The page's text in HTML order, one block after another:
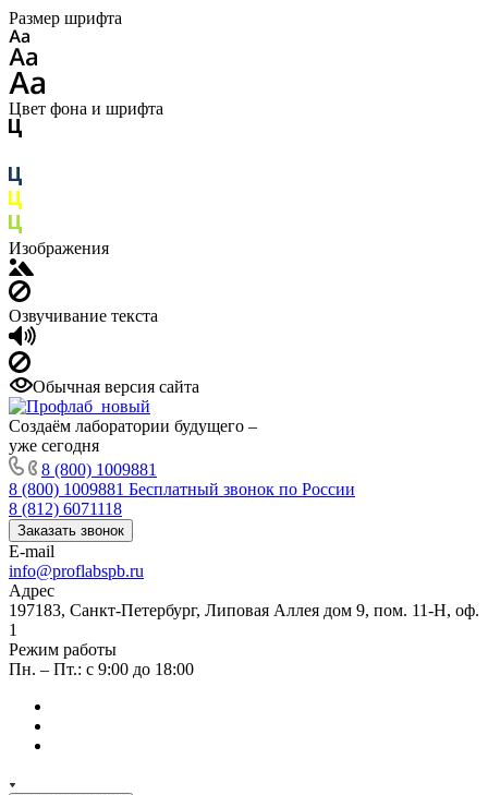
Размер шрифта
Цвет фона и шрифта
Изображения
Озвучивание текста
Обычная версия сайта
Создаём лаборатории будущего –
уже сегодня
8 (800) 1009881
8 (800) 1009881 Бесплатный звонок по России
8 (812) 6071118
Заказать звонок
E-mail
info@proflabspb.ru
Адрес
197183, Санкт-Петербург, Липовая Аллея дом 9, пом. 11-Н, оф.
1
Режим работы
Пн. – Пт.: с 9:00 до 18:00